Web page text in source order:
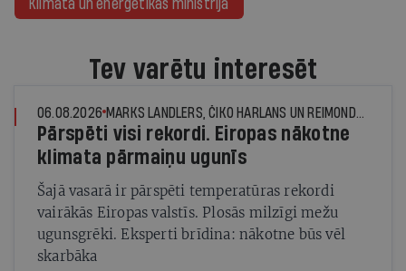
Klimata un enerģētikas ministrija
Tev varētu interesēt
06.08.2026 MARKS LANDLERS, ČIKO HARLANS UN REIMONDS DŽUNS, © THE NEW YORK TIMES NEWS SERVICE
Pārspēti visi rekordi. Eiropas nākotne
klimata pārmaiņu ugunīs
Šajā vasarā ir pārspēti temperatūras rekordi
vairākās Eiropas valstīs. Plosās milzīgi mežu
ugunsgrēki. Eksperti brīdina: nākotne būs vēl
skarbāka